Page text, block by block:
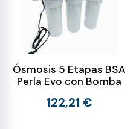
Ósmosis 5 Etapas BSA
Perla Evo con Bomba
122,21 €